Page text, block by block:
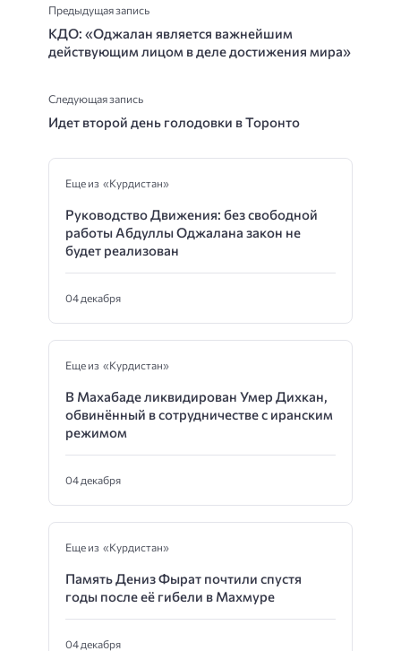
Предыдущая запись
КДО: «Оджалан является важнейшим
действующим лицом в деле достижения мира»
Следующая запись
Идет второй день голодовки в Торонто
Еще из «Курдистан»
Руководство Движения: без свободной
работы Абдуллы Оджалана закон не
будет реализован
04 декабря
Еще из «Курдистан»
В Махабаде ликвидирован Умер Дихкан,
обвинённый в сотрудничестве с иранским
режимом
04 декабря
Еще из «Курдистан»
Память Дениз Фырат почтили спустя
годы после её гибели в Махмуре
04 декабря